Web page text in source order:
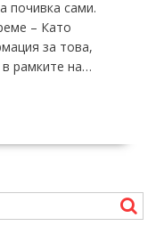
почивка сами.
– Като
за това,
в рамките на…